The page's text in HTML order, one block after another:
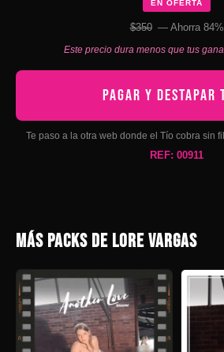
EN OFERTA
$350 — Ahorra 84%
Este precio dura menos que tus
PAGAR Y DESTAPAR
Te paso a la otra web donde el Tío cobra sin
REF: 00911
MÁS PACKS DE LORE VARGAS